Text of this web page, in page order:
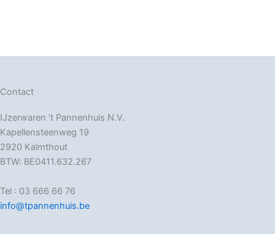
Contact
IJzerwaren ‘t Pannenhuis N.V.
Kapellensteenweg 19
2920 Kalmthout
BTW: BE0411.632.267
Tel : 03 666 66 76
info@tpannenhuis.be